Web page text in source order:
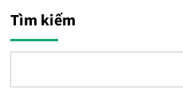
Tìm kiếm